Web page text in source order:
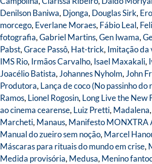
Denilson Baniwa, Djonga, Douglas Sirk,
morcego, Everlane Moraes, Fábio Leal,
fotografia,Gabriel Martins,Gen Iwama,
Pabst,Grace Passô, Hat-trick, Imitação da
IMS Rio, Irmãos Carvalho, Isael Maxakali,
Joacélio Batista, Johannes Nyholm, John
Produtora, Lança de coco (No passinho do
Ramos, Lionel Rogosin, Long Live the New
ao cinema cearense, Luiz Pretti, Madalena,
Marcheti, Manaus, Manifesto MONXTRA
Manual do zueiro sem noção, Marcel
Máscaras para rituais do mundo em crise,
Medida provisória, Medusa, Menino